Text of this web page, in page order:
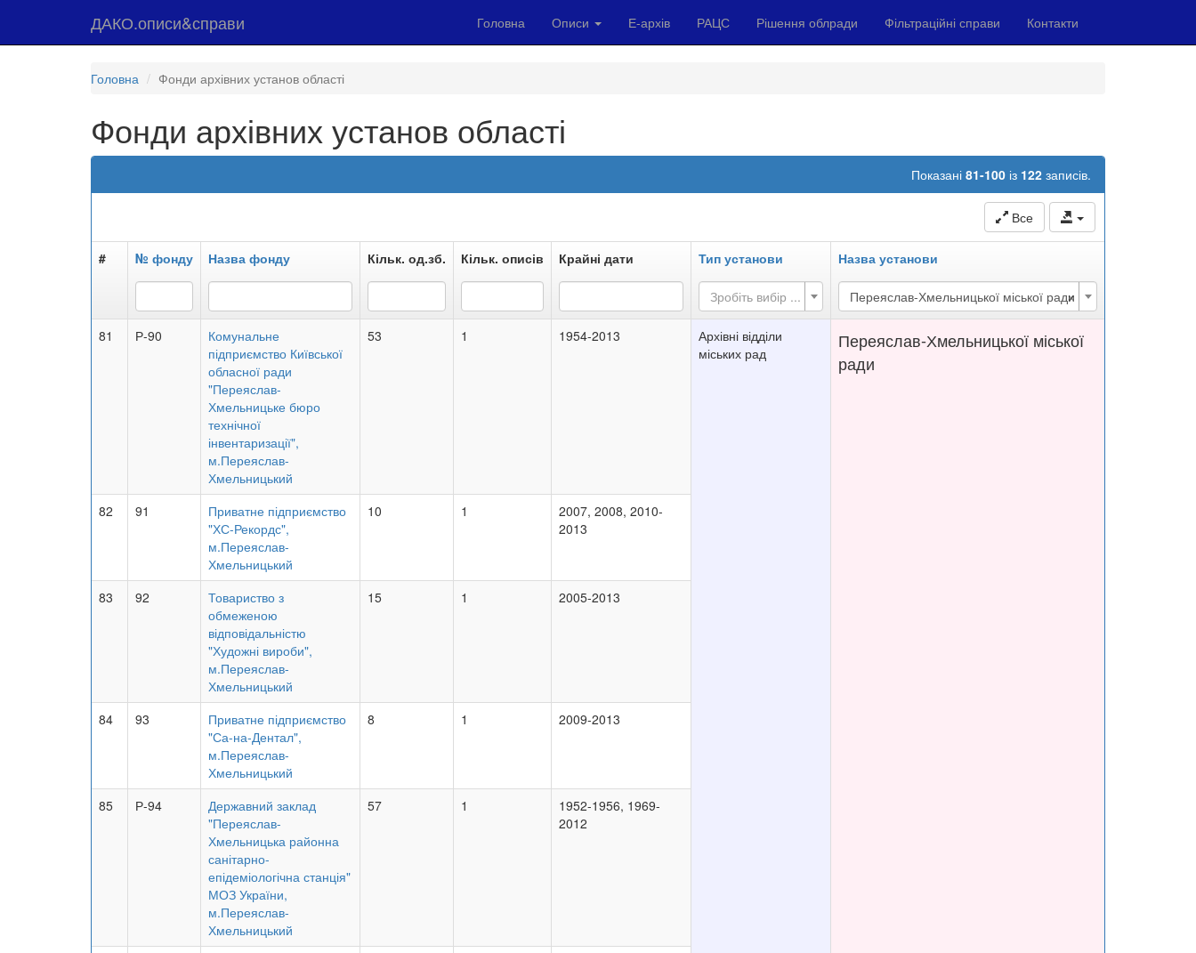
ДАКО.описи&справи Головна Описи Е-архів РАЦС Рішення облради Фільтраційні справи Контакти
Головна Фонди архівних установ області
Фонди архівних установ області
Показані 81-100 із 122 записів.
Все
# № фонду Назва фонду Кільк. од.зб. Кільк. описів Крайні дати Тип установи Назва установи
Зробіть вибір ... ×
Переяслав-Хмельницької міської ради
81 Р-90
Комунальне
підприємство Київської
обласної ради
"Переяслав-
Хмельницьке бюро
технічної
інвентаризації",
м.Переяслав-
Хмельницький
53 1 1954-2013
Архівні відділи
міських рад
Переяслав-Хмельницької міської
ради
82 91
Приватне підприємство
"ХС-Рекордс",
м.Переяслав-
Хмельницький
10 1
2007, 2008, 2010-
2013
83 92
Товариство з
обмеженою
відповідальністю
"Художні вироби",
м.Переяслав-
Хмельницький
15 1 2005-2013
84 93
Приватне підприємство
"Са-на-Дентал",
м.Переяслав-
Хмельницький
8 1 2009-2013
85 Р-94
Державний заклад
"Переяслав-
Хмельницька районна
санітарно-
епідеміологічна станція"
МОЗ України,
м.Переяслав-
Хмельницький
57 1
1952-1956, 1969-
2012